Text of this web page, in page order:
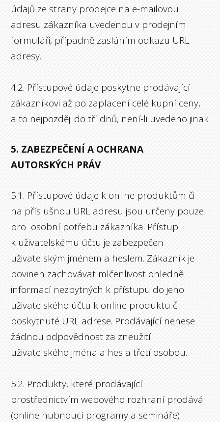
údajů ze strany prodejce na e-mailovou
adresu zákazníka uvedenou v prodejním
formuláři, případně zasláním odkazu URL
adresy.
4.2. Přístupové údaje poskytne prodávající
zákazníkovi až po zaplacení celé kupní ceny,
a to nejpozději do tří dnů, není-li uvedeno jinak
5. ZABEZPEČENÍ A OCHRANA
AUTORSKÝCH PRÁV
5.1. Přístupové údaje k online produktům či
na příslušnou URL adresu jsou určeny pouze
pro osobní potřebu zákazníka. Přístup
k uživatelskému účtu je zabezpečen
uživatelským jménem a heslem. Zákazník je
povinen zachovávat mlčenlivost ohledně
informací nezbytných k přístupu do jeho
uživatelského účtu k online produktu či
poskytnuté URL adrese. Prodávající nenese
žádnou odpovědnost za zneužití
uživatelského jména a hesla třetí osobou.
5.2. Produkty, které prodávající
prostřednictvím webového rozhraní prodává
(online hubnoucí programy a semináře)